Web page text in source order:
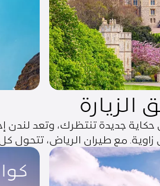
جديدة تنتظرك، وتعد لندن
مع طيران الرياض، تتحول